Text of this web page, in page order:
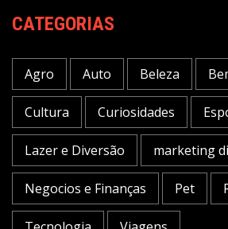
CATEGORIAS
Agro Auto Beleza
Cultura Curiosidades
Lazer e Diversão marketing
Negocios e Finanças Pet